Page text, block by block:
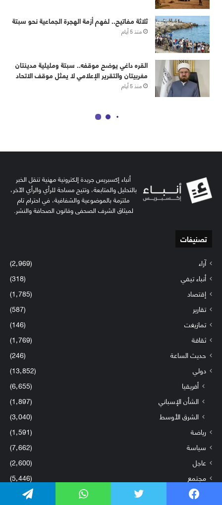
أنباء إكسبريس جريدة إلكترونية مهنية تنقل الخبر
بالتحليل والمتابعة، وتتيح مساحة للرأي والرأي الآخر،
ملتزمة بالموضوعية والشفافية، في احترام تام
لميثاق الشرف الصحفي وقانون الصحافة والنشر.
تصنيفات
آراء
(2٬969)
أنباء تيفي
(318)
إقتصاد
(1٬785)
تقارير
(587)
تمازيغت
(146)
ثقافة
(1٬769)
حديث الساعة
(246)
دولي
(13٬852)
أفريقيا
(6٬655)
الشأن الإسباني
(1٬897)
الشرق الأوسط
(3٬040)
رياضة
(1٬591)
سياسة
(7٬662)
عاجل
(2٬600)
مجتمع
(5٬446)
مغاربة العالم
(629)